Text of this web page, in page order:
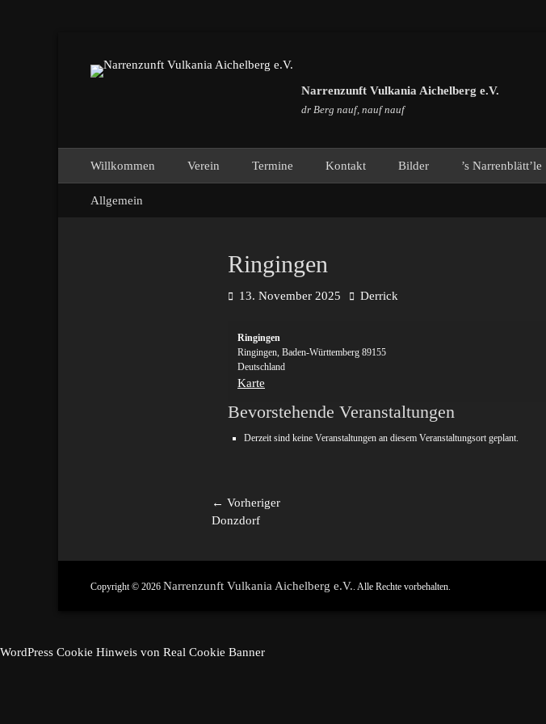
Narrenzunft Vulkania Aichelberg e.V.
dr Berg nauf, nauf nauf
Primäres Menü
Willkommen Verein Termine Kontakt Bilder ’s Narrenblätt’le
Sekundäres Menü
Allgemein
Ringingen
Posted13. November 2025 AutorDerrick
Ringingen
Ringingen, Baden-Württemberg 89155
Deutschland
Karte
Bevorstehende Veranstaltungen
Derzeit sind keine Veranstaltungen an diesem Veranstaltungsort geplant.
Beitragsnavigation
← Vorheriger
Vorheriger
Donzdorf
Copyright © 2026 Narrenzunft Vulkania Aichelberg e.V.. Alle Rechte vorbehalten.
WordPress Cookie Hinweis von Real Cookie Banner